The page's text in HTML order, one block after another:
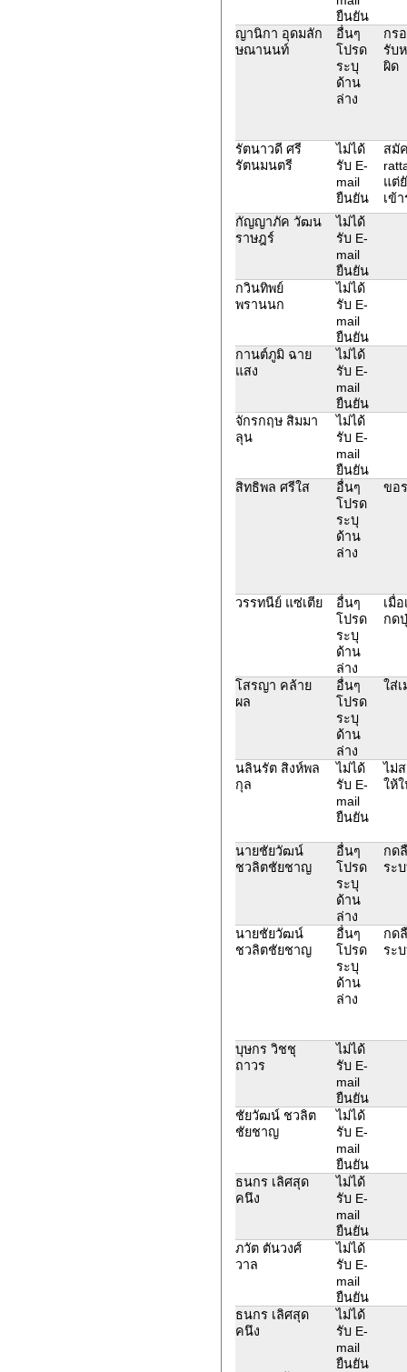
ยืนยัน
ญานิกา อุดมลัก
ษณานนท์
อื่นๆ
โปรด
ระบุ
ด้าน
ล่าง
กร
รับ
ผิด
รัตนาวดี ศรี
รัตนมนตรี
ไม่ได้
รับ E-
mail
ยืนยัน
สมั
แต่
เข้
กัญญาภัค วัฒน
ราษฎร์
ไม่ได้
รับ E-
mail
ยืนยัน
กวินทิพย์
พรานนก
ไม่ได้
รับ E-
mail
ยืนยัน
กานต์ภูมิ ฉาย
แสง
ไม่ได้
รับ E-
mail
ยืนยัน
จักรกฤษ สิมมา
ลุน
ไม่ได้
รับ E-
mail
ยืนยัน
สิทธิพล ศรีใส
อื่นๆ
โปรด
ระบุ
ด้าน
ล่าง
ขอ
วรรทนีย์ แซ่เตีย
อื่นๆ
โปรด
ระบุ
ด้าน
ล่าง
เมื่
กด
โสรญา คล้าย
ผล
อื่นๆ
โปรด
ระบุ
ด้าน
ล่าง
ใส่
นลินรัต สิงห์พล
กุล
ไม่ได้
รับ E-
mail
ยืนยัน
ไม่
ให้
นายชัยวัฒน์
ชวลิตชัยชาญ
อื่นๆ
โปรด
ระบุ
ด้าน
ล่าง
กด
ระ
นายชัยวัฒน์
ชวลิตชัยชาญ
อื่นๆ
โปรด
ระบุ
ด้าน
ล่าง
กด
ระ
บุษกร วิชชุ
ถาวร
ไม่ได้
รับ E-
mail
ยืนยัน
ชัยวัฒน์ ชวลิต
ชัยชาญ
ไม่ได้
รับ E-
mail
ยืนยัน
ธนกร เลิศสุด
คนึง
ไม่ได้
รับ E-
mail
ยืนยัน
ภวัต ตันวงศ์
วาล
ไม่ได้
รับ E-
mail
ยืนยัน
ธนกร เลิศสุด
คนึง
ไม่ได้
รับ E-
mail
ยืนยัน